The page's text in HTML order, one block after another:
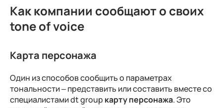
Как компании сообщают о своих
tone of voice
Карта персонажа
Один из способов сообщить о параметрах
тональности – представить или составить вместе со
специалистами dt group карту персонажа. Это